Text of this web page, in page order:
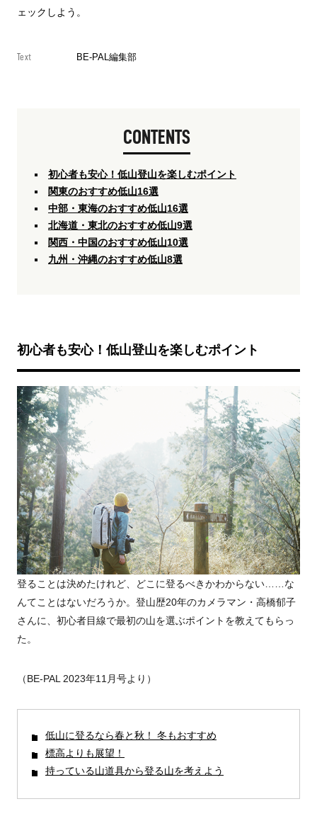
ェックしよう。
Text BE-PAL編集部
CONTENTS
初心者も安心！低山登山を楽しむポイント
関東のおすすめ低山16選
中部・東海のおすすめ低山16選
北海道・東北のおすすめ低山9選
関西・中国のおすすめ低山10選
九州・沖縄のおすすめ低山8選
初心者も安心！低山登山を楽しむポイント
登ることは決めたけれど、どこに登るべきかわからない……な
んてことはないだろうか。登山歴20年のカメラマン・高橋郁子
さんに、初心者目線で最初の山を選ぶポイントを教えてもらっ
た。
（BE-PAL 2023年11月号より）
低山に登るなら春と秋！ 冬もおすすめ
標高よりも展望！
持っている山道具から登る山を考えよう